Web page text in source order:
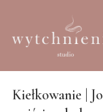
Kiełkowanie |